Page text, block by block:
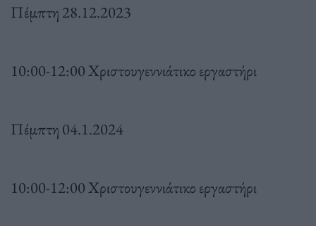
Πέμπτη 28.12.2023
10:00-12:00 Χριστουγεννιάτικο εργαστήρι
Πέμπτη 04.1.2024
10:00-12:00 Χριστουγεννιάτικο εργαστήρι